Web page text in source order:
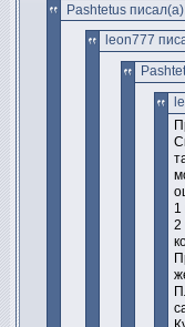
Pashtetus
leon777
1
2